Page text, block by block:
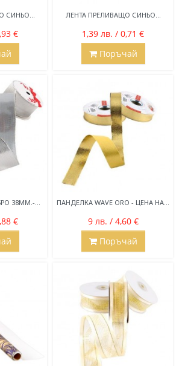
СИНЬО...
€
ЛЕНТА ПРЕЛИВАЩО СИНЬО...
1,39 лв. / 0,71 €
Поръчай
38ММ.-...
€
ПАНДЕЛКА WAVE ORO - ЦЕНА НА...
9 лв. / 4,60 €
Поръчай